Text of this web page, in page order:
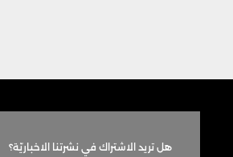
هل تريد الاشتراك في نشرتنا الاخباريّة؟